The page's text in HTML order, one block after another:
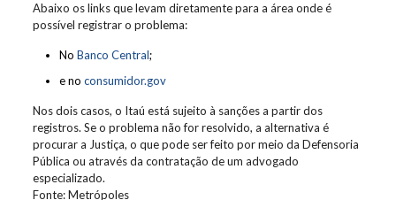
Abaixo os links que levam diretamente para a área onde é
possível registrar o problema:
No Banco Central;
e no consumidor.gov
Nos dois casos, o Itaú está sujeito à sanções a partir dos
registros. Se o problema não for resolvido, a alternativa é
procurar a Justiça, o que pode ser feito por meio da Defensoria
Pública ou através da contratação de um advogado
especializado.
Fonte: Metrópoles